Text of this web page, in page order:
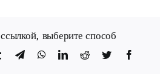
выберите способ!
Facebook
Twitter
Reddit
LinkedIn